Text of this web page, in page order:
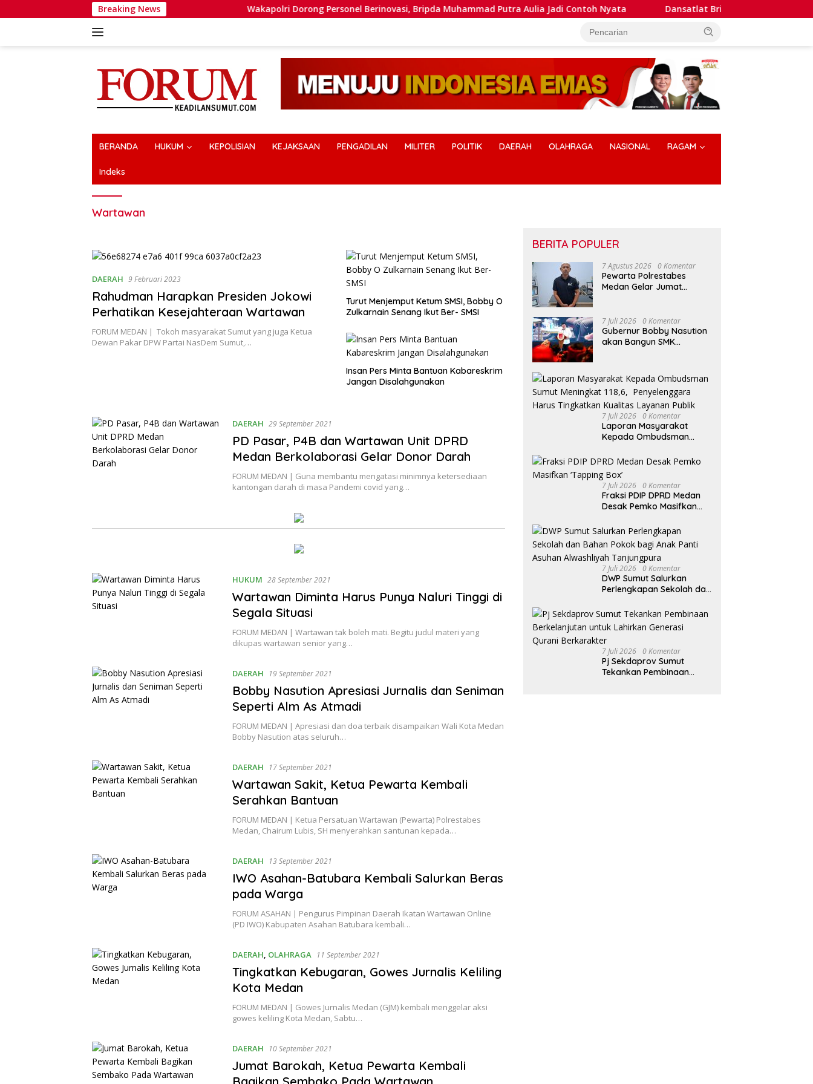
ke
Breaking News Wakapolri Dorong Personel Berinovasi, Bripda Muhammad Putra Aulia Jadi Contoh Nyata Dansatlat Brimob Korbrimob Buka Pelatihan
BERANDA HUKUM KEPOLISIAN KEJAKSAAN PENGADILAN MILITER POLITIK DAERAH OLAHRAGA NASIONAL RAGAM
Indeks
Wartawan
DAERAH 9 Februari 2023
Rahudman Harapkan Presiden Jokowi
Perhatikan Kesejahteraan Wartawan
FORUM MEDAN | Tokoh masyarakat Sumut yang juga Ketua
Dewan Pakar DPW Partai NasDem Sumut,…
Turut Menjemput Ketum SMSI, Bobby O
Zulkarnain Senang Ikut Ber- SMSI
Insan Pers Minta Bantuan Kabareskrim
Jangan Disalahgunakan
DAERAH 29 September 2021
PD Pasar, P4B dan Wartawan Unit DPRD
Medan Berkolaborasi Gelar Donor Darah
FORUM MEDAN | Guna membantu mengatasi minimnya ketersediaan
kantongan darah di masa Pandemi covid yang…
HUKUM 28 September 2021
Wartawan Diminta Harus Punya Naluri Tinggi di
Segala Situasi
FORUM MEDAN | Wartawan tak boleh mati. Begitu judul materi yang
dikupas wartawan senior yang…
DAERAH 19 September 2021
Bobby Nasution Apresiasi Jurnalis dan Seniman
Seperti Alm As Atmadi
FORUM MEDAN | Apresiasi dan doa terbaik disampaikan Wali Kota Medan
Bobby Nasution atas seluruh…
DAERAH 17 September 2021
Wartawan Sakit, Ketua Pewarta Kembali
Serahkan Bantuan
FORUM MEDAN | Ketua Persatuan Wartawan (Pewarta) Polrestabes
Medan, Chairum Lubis, SH menyerahkan santunan kepada…
DAERAH 13 September 2021
IWO Asahan-Batubara Kembali Salurkan Beras
pada Warga
FORUM ASAHAN | Pengurus Pimpinan Daerah Ikatan Wartawan Online
(PD IWO) Kabupaten Asahan Batubara kembali…
DAERAH, OLAHRAGA 11 September 2021
Tingkatkan Kebugaran, Gowes Jurnalis Keliling
Kota Medan
FORUM MEDAN | Gowes Jurnalis Medan (GJM) kembali menggelar aksi
gowes keliling Kota Medan, Sabtu…
DAERAH 10 September 2021
Jumat Barokah, Ketua Pewarta Kembali
BERITA POPULER
7 Agustus 2026 0 Komentar
Pewarta Polrestabes
Medan Gelar Jumat
Sinergi Media dan
Kepolisian
7 Juli 2026 0 Komentar
Gubernur Bobby Nasution
akan Bangun SMK
School di Samosir
7 Juli 2026 0 Komentar
Laporan Masyarakat
Kepada Ombudsman
Penyelenggara Harus
Tingkatkan Kualitas
Layanan Publik
7 Juli 2026 0 Komentar
Fraksi PDIP DPRD Medan
Desak Pemko Masifkan
7 Juli 2026 0 Komentar
DWP Sumut Salurkan
Perlengkapan Sekolah dan
Panti Asuhan Alwashliyah
Tanjungpura
7 Juli 2026 0 Komentar
Pj Sekdaprov Sumut
Tekankan Pembinaan